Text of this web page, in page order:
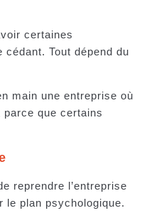
certaines
Tout dépend du
main une entreprise où
que certains
reprendre l’entreprise
le plan psychologique.